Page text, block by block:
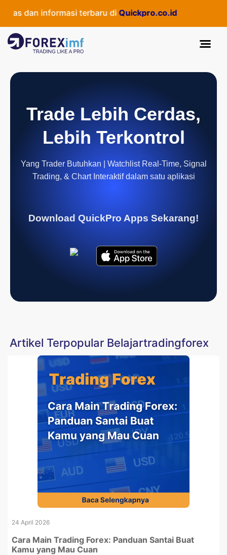
dan informasi terbaru diQuickpro.co.id
Trade Lebih Cerdas,
Lebih Terkontrol
Yang Trader Butuhkan | Watchlist Real-Time, Signal
Trading, & Chart Interaktif dalam satu aplikasi
Download QuickPro Apps Sekarang!
Artikel Terpopular Belajartradingforex
24 April 2026
Cara Main Trading Forex: Panduan Santai Buat
Kamu yang Mau Cuan